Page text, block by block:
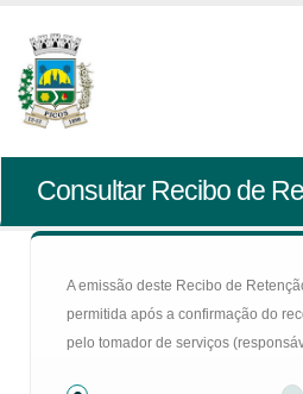
Consultar Recibo de
A emissão deste Recibo de
permitida após a confirmação do
pelo tomador de serviços